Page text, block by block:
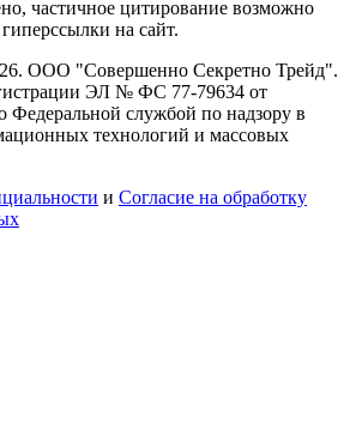
частичное цитирование возможно
на сайт.
ООО "Совершенно Секретно Трейд".
ЭЛ № ФС 77-79634 от
Федеральной службой по надзору в
технологий и массовых
и Согласие на обработку